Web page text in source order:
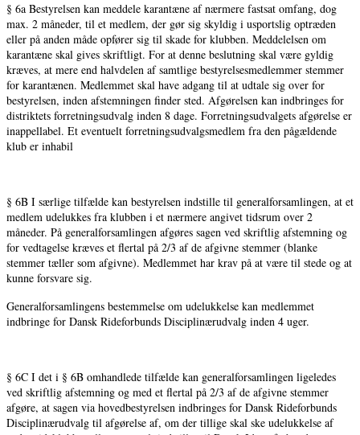
§ 6a Bestyrelsen kan meddele karantæne af nærmere fastsat omfang, dog
max. 2 måneder, til et medlem, der gør sig skyldig i usportslig optræden
eller på anden måde opfører sig til skade for klubben. Meddelelsen om
karantæne skal gives skriftligt. For at denne beslutning skal være gyldig
kræves, at mere end halvdelen af samtlige bestyrelsesmedlemmer stemmer
for karantænen. Medlemmet skal have adgang til at udtale sig over for
bestyrelsen, inden afstemningen finder sted. Afgørelsen kan indbringes for
distriktets forretningsudvalg inden 8 dage. Forretningsudvalgets afgørelse er
inappellabel. Et eventuelt forretningsudvalgsmedlem fra den pågældende
klub er inhabil
§ 6B I særlige tilfælde kan bestyrelsen indstille til generalforsamlingen, at et
medlem udelukkes fra klubben i et nærmere angivet tidsrum over 2
måneder. På generalforsamlingen afgøres sagen ved skriftlig afstemning og
for vedtagelse kræves et flertal på 2/3 af de afgivne stemmer (blanke
stemmer tæller som afgivne). Medlemmet har krav på at være til stede og at
kunne forsvare sig.
Generalforsamlingens bestemmelse om udelukkelse kan medlemmet
indbringe for Dansk Rideforbunds Disciplinærudvalg inden 4 uger.
§ 6C I det i § 6B omhandlede tilfælde kan generalforsamlingen ligeledes
ved skriftlig afstemning og med et flertal på 2/3 af de afgivne stemmer
afgøre, at sagen via hovedbestyrelsen indbringes for Dansk Rideforbunds
Disciplinærudvalg til afgørelse af, om der tillige skal ske udelukkelse af